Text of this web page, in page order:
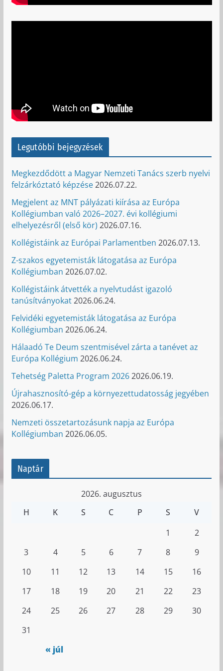
Legutóbbi bejegyzések
Megkezdődött a Magyar Nemzeti Tanács szerb nyelvi
felzárkóztató képzése2026.07.22.
Megjelent az MNT pályázati kiírása az Európa
Kollégiumban való 2026–2027. évi kollégiumi
elhelyezésről (első kör) 2026.07.16.
Kollégistáink az Európai Parlamentben 2026.07.13.
Z-szakos egyetemisták látogatása az Európa
Kollégiumban 2026.07.02.
Kollégistáink átvették a nyelvtudást igazoló
tanúsítványokat2026.06.24.
Felvidéki egyetemisták látogatása az Európa
Kollégiumban 2026.06.24.
Hálaadó Te Deum szentmisével zárta a tanévet az
Európa Kollégium 2026.06.24.
Tehetség Paletta Program 20262026.06.19.
Újrahasznosító-gép a környezettudatosság jegyében
2026.06.17.
Nemzeti összetartozásunk napja az Európa
Kollégiumban 2026.06.05.
Naptár
2026. augusztus
H
K S C P S V
« júl
1
2
3
4 5 6 7 8
9
10
11 12 13 14 15
16
17
18 19 20 21 22
23
24
25 26 27 28 29
30
31